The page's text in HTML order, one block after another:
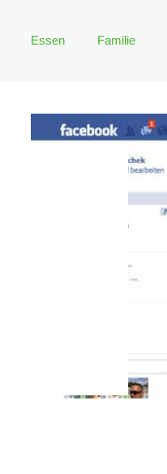
Essen Familie